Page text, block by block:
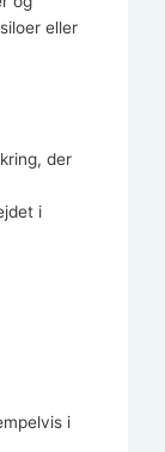
eller
der
i
i